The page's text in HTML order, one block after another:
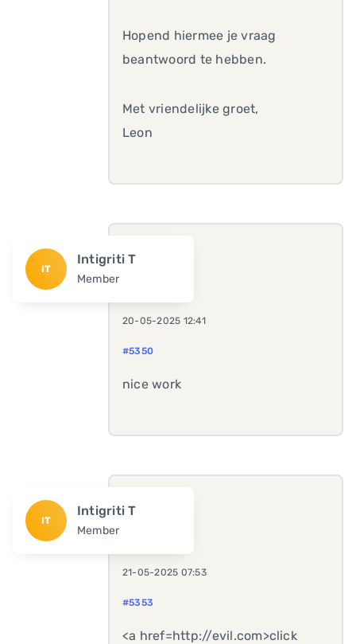
Hopend hiermee je vraag
beantwoord te hebben.
Met vriendelijke groet,
Leon
IT
Intigriti T
Member
20-05-2025 12:41
#5350
nice work
IT
Intigriti T
Member
21-05-2025 07:53
#5353
<a href=http://evil.com>click